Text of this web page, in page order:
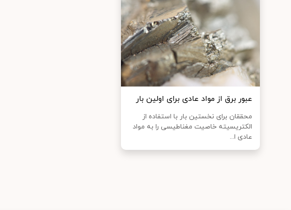
عبور برق از مواد عادی برای اولین بار
محققان برای نخستین بار با استفاده از
الکتریسیته خاصیت مغناطیسی را به مواد
عادی ا...